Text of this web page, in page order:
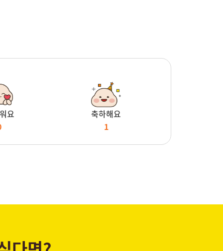
요
축하해요
1